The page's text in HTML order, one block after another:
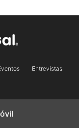
Entrevistas